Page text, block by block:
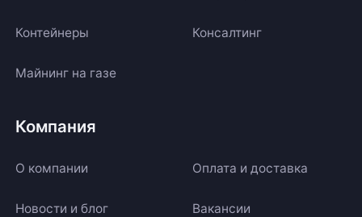
Контейнеры
Майнинг на газе
Консалтинг
Компания
О компании Оплата и доставка
Новости и блог Вакансии